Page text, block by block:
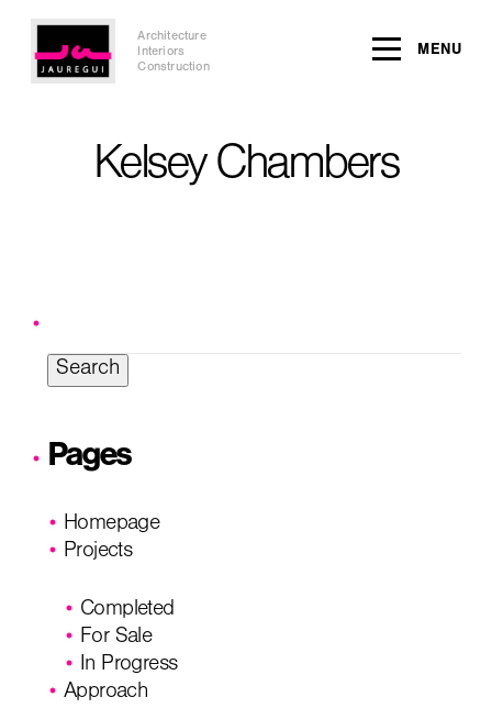
Architecture
Interiors
Construction
MENU
Kelsey Chambers
Pages
Homepage
Projects
Completed
For Sale
In Progress
Approach